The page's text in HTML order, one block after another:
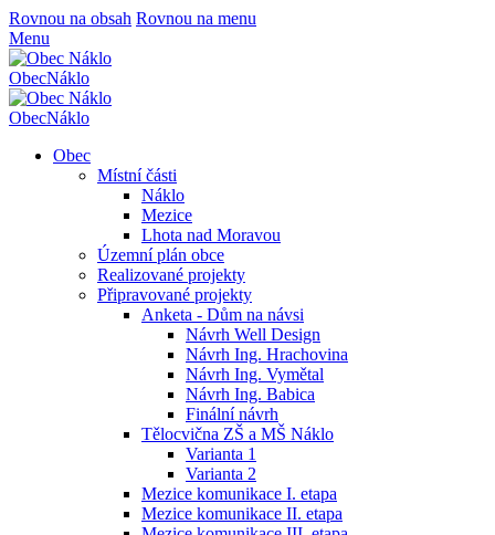
Rovnou na obsah Rovnou na menu
Menu
ObecNáklo
ObecNáklo
Obec
Místní části
Náklo
Mezice
Lhota nad Moravou
Územní plán obce
Realizované projekty
Připravované projekty
Anketa - Dům na návsi
Návrh Well Design
Návrh Ing. Hrachovina
Návrh Ing. Vymětal
Návrh Ing. Babica
Finální návrh
Tělocvična ZŠ a MŠ Náklo
Varianta 1
Varianta 2
Mezice komunikace I. etapa
Mezice komunikace II. etapa